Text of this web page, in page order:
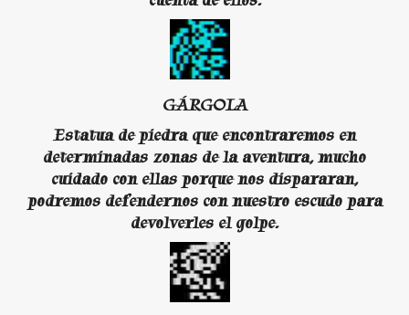
GÁRGOLA
Estatua de piedra que encontraremos en
determinadas zonas de la aventura, mucho
cuidado con ellas porque nos dispararan,
podremos defendernos con nuestro escudo para
devolverles el golpe.